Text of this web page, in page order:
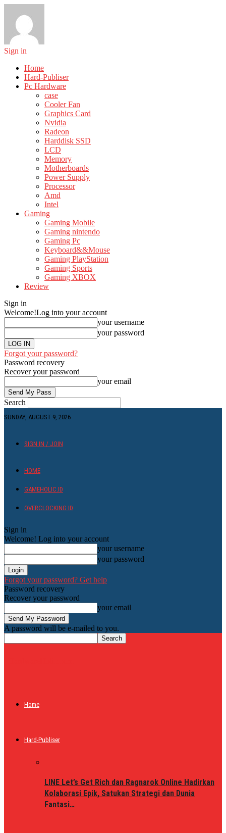
Sign in
Home
Hard-Publiser
Pc Hardware
case
Cooler Fan
Graphics Card
Nvidia
Radeon
Harddisk SSD
LCD
Memory
Motherboards
Power Supply
Processor
Amd
Intel
Gaming
Gaming Mobile
Gaming nintendo
Gaming Pc
Keyboard&&Mouse
Gaming PlayStation
Gaming Sports
Gaming XBOX
Review
Sign in
Welcome!Log into your account
your username
your password
Forgot your password?
Password recovery
Recover your password
your email
Search
SUNDAY, AUGUST 9, 2026
SIGN IN / JOIN
HOME
GAMEHOLIC.ID
OVERCLOCKING ID
Sign in
Welcome! Log into your account
your username
your password
Forgot your password? Get help
Password recovery
Recover your password
your email
A password will be e-mailed to you.
Home
Hard-Publiser
LINE Let’s Get Rich dan Ragnarok Online Hadirkan
Kolaborasi Epik, Satukan Strategi dan Dunia
Fantasi…